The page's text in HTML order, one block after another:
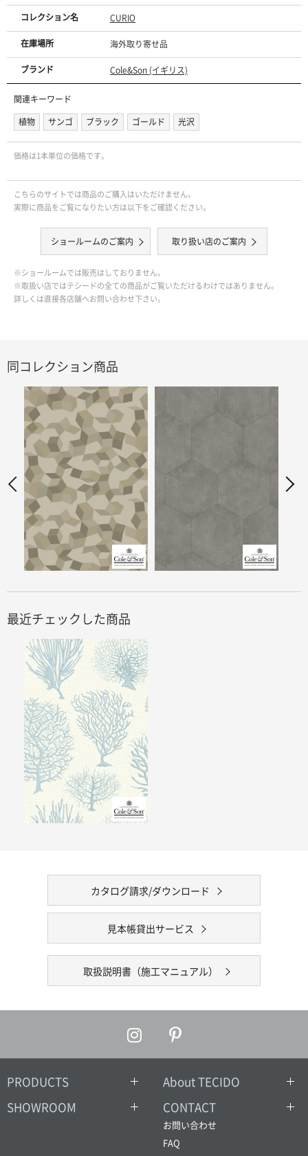
コレクション名 CURIO
在庫場所 海外取り寄せ品
ブランド Cole&Son (イギリス)
関連キーワード
植物
サンゴ ブラック ゴールド 光沢
価格は1本単位の価格です。
こちらのサイトでは商品のご購入はいただけません。
実際に商品をご覧になりたい方は以下をご確認ください。
ショールームのご案内 取り扱い店のご案内
※ショールームでは販売はしておりません。
※取扱い店ではテシードの全ての商品がご覧いただけるわけではありません。
詳しくは直接各店舗へお問い合わせ下さい。
同コレクション商品
最近チェックした商品
カタログ請求/ダウンロード
見本帳貸出サービス
取扱説明書（施工マニュアル）
PRODUCTS
About TECIDO
SHOWROOM
CONTACT
お問い合わせ
FAQ